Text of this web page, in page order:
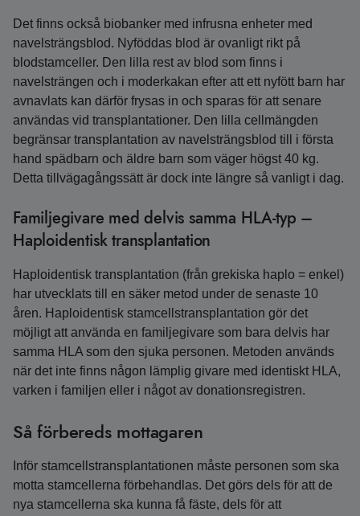
Det finns också biobanker med infrusna enheter med
navelsträngsblod. Nyföddas blod är ovanligt rikt på
blodstamceller. Den lilla rest av blod som finns i
navelsträngen och i moderkakan efter att ett nyfött barn har
avnavlats kan därför frysas in och sparas för att senare
användas vid transplantationer. Den lilla cellmängden
begränsar transplantation av navelsträngsblod till i första
hand spädbarn och äldre barn som väger högst 40 kg.
Detta tillvägagångssätt är dock inte längre så vanligt i dag.
Familjegivare med delvis samma HLA-typ –
Haploidentisk transplantation
Haploidentisk transplantation (från grekiska haplo = enkel)
har utvecklats till en säker metod under de senaste 10
åren. Haploidentisk stamcellstransplantation gör det
möjligt att använda en familjegivare som bara delvis har
samma HLA som den sjuka personen. Metoden används
när det inte finns någon lämplig givare med identiskt HLA,
varken i familjen eller i något av donations­registren.
Så förbereds mottagaren
Inför stamcellstransplantationen måste personen som ska
motta stamcellerna förbehandlas. Det görs dels för att de
nya stamcellerna ska kunna få fäste, dels för att